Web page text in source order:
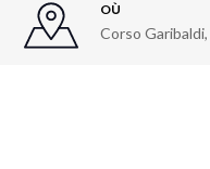
OÙ
Corso Garibaldi,